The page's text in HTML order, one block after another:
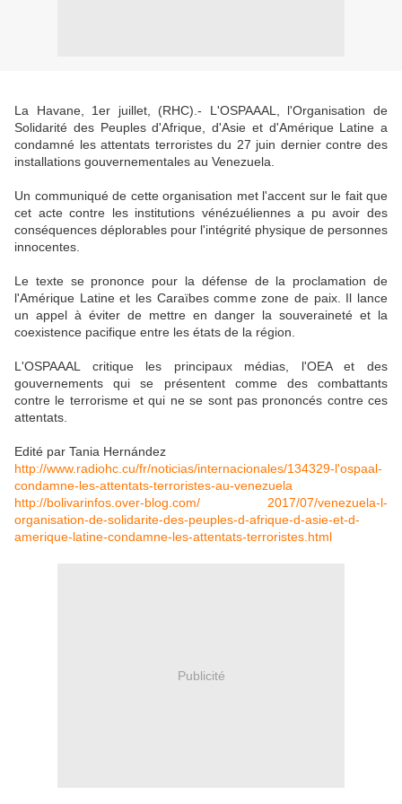
La Havane, 1er juillet, (RHC).- L'OSPAAAL, l'Organisation de
Solidarité des Peuples d'Afrique, d'Asie et d'Amérique Latine a
condamné les attentats terroristes du 27 juin dernier contre des
installations gouvernementales au Venezuela.
Un communiqué de cette organisation met l'accent sur le fait que
cet acte contre les institutions vénézuéliennes a pu avoir des
conséquences déplorables pour l'intégrité physique de personnes
innocentes.
Le texte se prononce pour la défense de la proclamation de
l'Amérique Latine et les Caraïbes comme zone de paix. Il lance
un appel à éviter de mettre en danger la souveraineté et la
coexistence pacifique entre les états de la région.
L'OSPAAAL critique les principaux médias, l'OEA et des
gouvernements qui se présentent comme des combattants
contre le terrorisme et qui ne se sont pas prononcés contre ces
attentats.
Edité par Tania Hernández
http://www.radiohc.cu/fr/noticias/internacionales/134329-l'ospaal-
condamne-les-attentats-terroristes-au-venezuela
http://bolivarinfos.over-blog.com/ 2017/07/venezuela-l-
organisation-de-solidarite-des-peuples-d-afrique-d-asie-et-d-
amerique-latine-condamne-les-attentats-terroristes.html
Publicité